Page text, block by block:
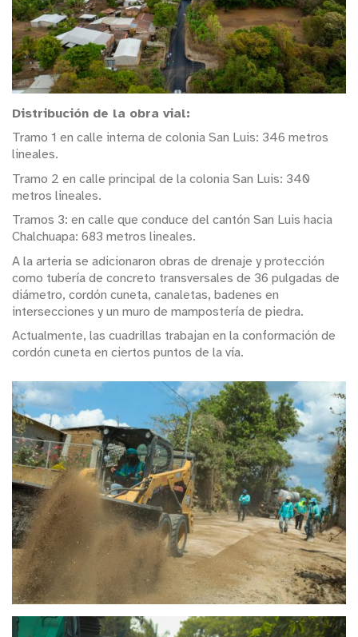
Distribución de la obra vial:
Tramo 1 en calle interna de colonia San Luis: 346 metros
lineales.
Tramo 2 en calle principal de la colonia San Luis: 340
metros lineales.
Tramos 3: en calle que conduce del cantón San Luis hacia
Chalchuapa: 683 metros lineales.
A la arteria se adicionaron obras de drenaje y protección
como tubería de concreto transversales de 36 pulgadas de
diámetro, cordón cuneta, canaletas, badenes en
intersecciones y un muro de mampostería de piedra.
Actualmente, las cuadrillas trabajan en la conformación de
cordón cuneta en ciertos puntos de la vía.